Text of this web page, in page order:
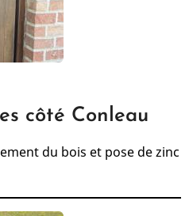
côté Conleau
du bois et pose de zinc